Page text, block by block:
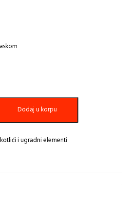
Dodaj u korpu
i ugradni elementi